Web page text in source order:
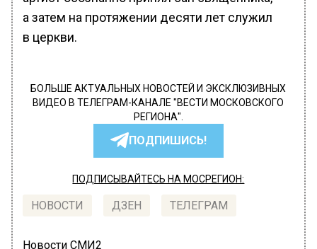
а затем на протяжении десяти лет служил
в церкви.
БОЛЬШЕ АКТУАЛЬНЫХ НОВОСТЕЙ И ЭКСКЛЮЗИВНЫХ
ВИДЕО В ТЕЛЕГРАМ-КАНАЛЕ "ВЕСТИ МОСКОВСКОГО
РЕГИОНА".
ПОДПИШИСЬ!
ПОДПИСЫВАЙТЕСЬ НА МОСРЕГИОН:
НОВОСТИ ДЗЕН ТЕЛЕГРАМ
Новости СМИ2